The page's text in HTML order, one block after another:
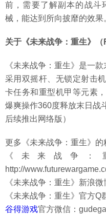
前，需要了解副本的战斗
械，能达到所向披靡的效果
关于《未来战争：重生》
《未来战争：重生》是一
采用双摇杆、无锁定射击
卡任务和重型机甲等元素
爆爽操作360度释放末日战
后续推出网络版）
更多《未来战争：重生》的
《未来战争：
http://
《未来战争：重生》新浪
《未来战争：重生》官方Q
谷得游戏官方微信：